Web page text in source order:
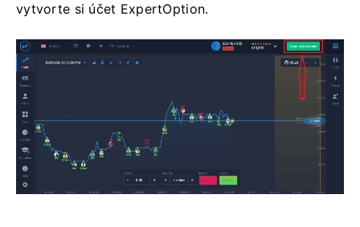
vytvorte si účet ExpertOption.